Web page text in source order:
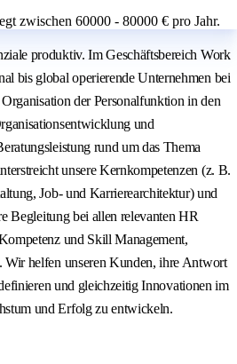
zwischen 60000 - 80000 € pro Jahr.
produktiv. Im Geschäftsbereich Work
bis global operierende Unternehmen bei
der Personalfunktion in den
und
rund um das Thema
unsere Kernkompetenzen (z. B.
Job- und Karrierearchitektur) und
Begleitung bei allen relevanten HR
und Skill Management,
Wir helfen unseren Kunden, ihre Antwort
und gleichzeitig Innovationen im
und Erfolg zu entwickeln.